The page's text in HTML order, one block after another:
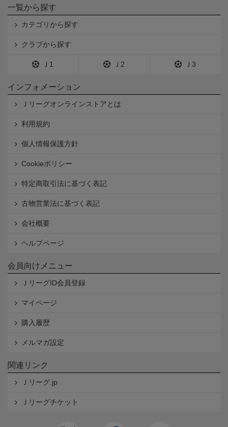
一覧から探す
カテゴリから探す
クラブから探す
Ｊ1 Ｊ2 Ｊ3
インフォメーション
Ｊリーグオンラインストアとは
利用規約
個人情報保護方針
Cookieポリシー
特定商取引法に基づく表記
古物営業法に基づく表記
会社概要
ヘルプページ
会員向けメニュー
ＪリーグID会員登録
マイページ
購入履歴
メルマガ設定
関連リンク
Ｊリーグ.jp
Ｊリーグチケット